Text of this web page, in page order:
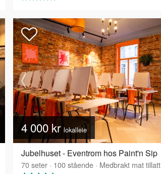
4 000 krlokalleie
Jubelhuset - Eventrom hos Paint'n Sip
70seter · 100stående · Medbrakt mat tillatt